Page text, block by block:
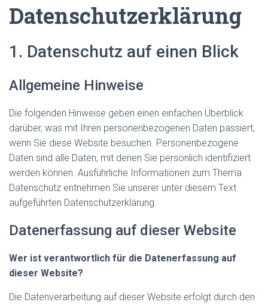
Datenschutzerklärung
1. Datenschutz auf einen Blick
Allgemeine Hinweise
Die folgenden Hinweise geben einen einfachen Überblick
darüber, was mit Ihren personenbezogenen Daten passiert,
wenn Sie diese Website besuchen. Personenbezogene
Daten sind alle Daten, mit denen Sie persönlich identifiziert
werden können. Ausführliche Informationen zum Thema
Datenschutz entnehmen Sie unserer unter diesem Text
aufgeführten Datenschutzerklärung.
Datenerfassung auf dieser Website
Wer ist verantwortlich für die Datenerfassung auf
dieser Website?
Die Datenverarbeitung auf dieser Website erfolgt durch den